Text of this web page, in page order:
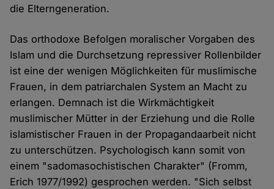
die Elterngeneration.
Das orthodoxe Befolgen moralischer Vorgaben des
Islam und die Durchsetzung repressiver Rollenbilder
ist eine der wenigen Möglichkeiten für muslimische
Frauen, in dem patriarchalen System an Macht zu
erlangen. Demnach ist die Wirkmächtigkeit
muslimischer Mütter in der Erziehung und die Rolle
islamistischer Frauen in der Propagandaarbeit nicht
zu unterschützen. Psychologisch kann somit von
einem "sadomasochistischen Charakter" (Fromm,
Erich 1977/1992) gesprochen werden. "Sich selbst